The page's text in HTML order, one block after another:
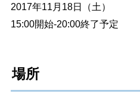
2017年11月18日（土）
15:00開始-20:00終了予定
場所